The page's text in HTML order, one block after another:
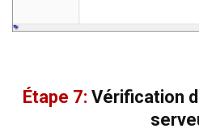
Étape 7: Vérification